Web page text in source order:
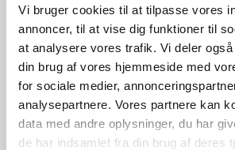
Vi bruger cookies til at tilpasse vores
annoncer, til at vise dig funktioner til
at analysere vores trafik. Vi deler
din brug af vores hjemmeside med
for sociale medier,
analysepartnere. Vores partnere kan
data med andre oplysninger, du har
de har indsamlet fra din brug af deres
Fargetemperatur (K)
3000/4000
Lysstyrke (Lumen)
550.0
IP-grad
IP44
Område
Innendørs